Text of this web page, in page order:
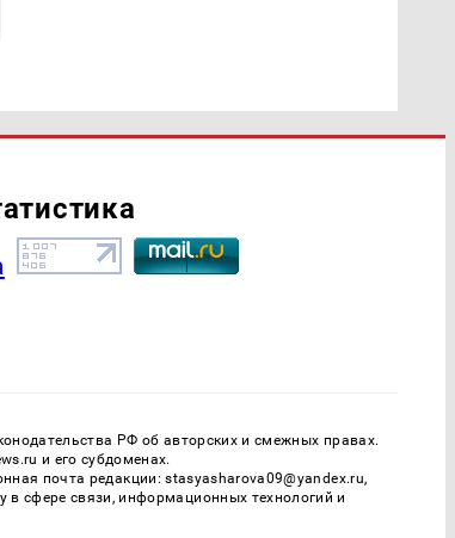
РФ об авторских и смежных правах.
и его субдоменах.
почта редакции: stasyasharova09@yandex.ru,
сфере связи, информационных технологий и